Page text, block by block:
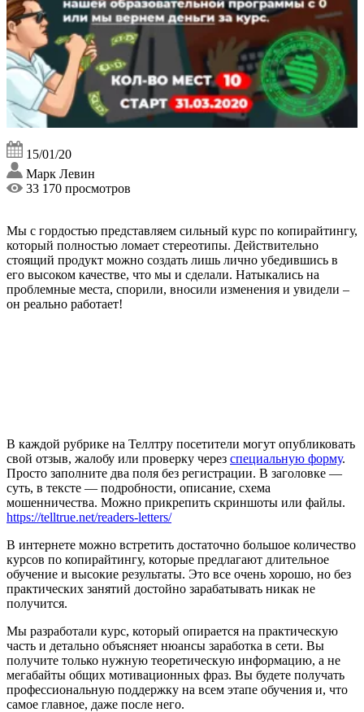
15/01/20
Марк Левин
33 170 просмотров
Мы с гордостью представляем сильный курс по копирайтингу,
который полностью ломает стереотипы. Действительно
стоящий продукт можно создать лишь лично убедившись в
его высоком качестве, что мы и сделали. Натыкались на
проблемные места, спорили, вносили изменения и увидели –
он реально работает!
В каждой рубрике на Теллтру посетители могут опубликовать
свой отзыв, жалобу или проверку через специальную форму.
Просто заполните два поля без регистрации. В заголовке —
суть, в тексте — подробности, описание, схема
мошенничества. Можно прикрепить скриншоты или файлы.
https://telltrue.net/readers-letters/
В интернете можно встретить достаточно большое количество
курсов по копирайтингу, которые предлагают длительное
обучение и высокие результаты. Это все очень хорошо, но без
практических занятий достойно зарабатывать никак не
получится.
Мы разработали курс, который опирается на практическую
часть и детально объясняет нюансы заработка в сети. Вы
получите только нужную теоретическую информацию, а не
мегабайты общих мотивационных фраз. Вы будете получать
профессиональную поддержку на всем этапе обучения и, что
самое главное, даже после него.